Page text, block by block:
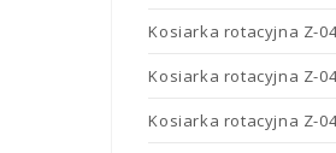
Kosiarka rotacyjna Z-
Kosiarka rotacyjna Z-
Kosiarka rotacyjna Z-